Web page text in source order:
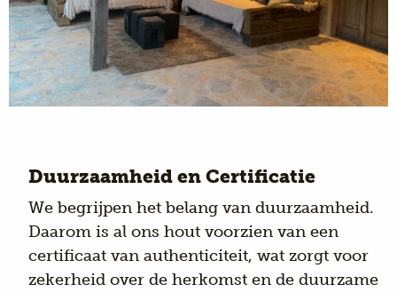
Duurzaamheid en Certificatie
We begrijpen het belang van duurzaamheid.
Daarom is al ons hout voorzien van een
certificaat van authenticiteit, wat zorgt voor
zekerheid over de herkomst en de duurzame